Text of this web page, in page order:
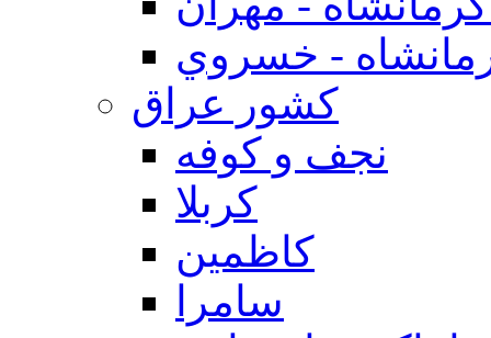
- خسروي
كشور عراق
نجف و كوفه
كربلا
كاظمين
سامرا